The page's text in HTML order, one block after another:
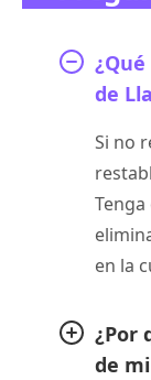
de
Si no
en la
¿Por
de